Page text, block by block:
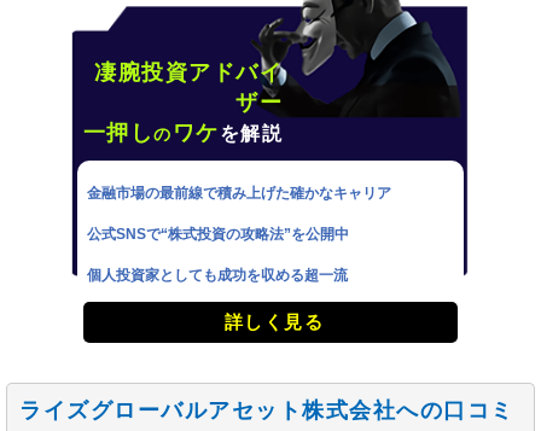
凄腕投資アドバイ
ザー
一押しの ワケを解説
金融市場の最前線で積み上げた確かなキャリア
公式SNSで“株式投資の攻略法”を公開中
個人投資家としても成功を収める超一流
詳しく見る
ライズグローバルアセット株式会社への口コミ